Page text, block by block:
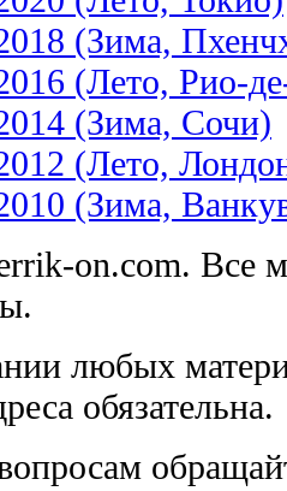
(Зима,
(Лето, Рио-
(Зима, Сочи)
(Лето,
(Зима,
on.com. Все
любых
обязательна.